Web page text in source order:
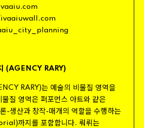
.com
ivaaiuwall.com
city planning
(AGENCY RARY)
RARY)는 예술의 비물질 영역을
물질 영역은 퍼포먼스 아트와 같은
-생산과 창작-매개의 역할을 수행하는
)까지를 포함합니다. 뤄뤼는